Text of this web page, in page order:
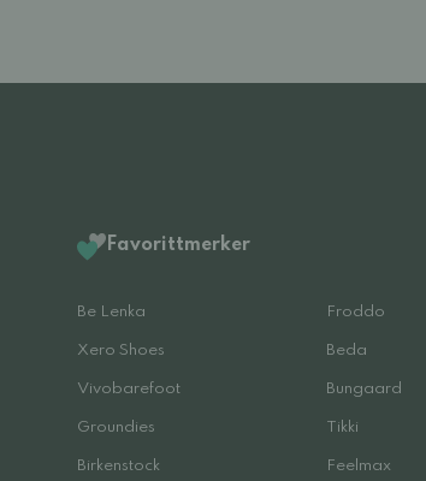
Favorittmerker
Be Lenka Froddo
Xero Shoes Beda
Vivobarefoot Bungaard
Groundies Tikki
Birkenstock Feelmax